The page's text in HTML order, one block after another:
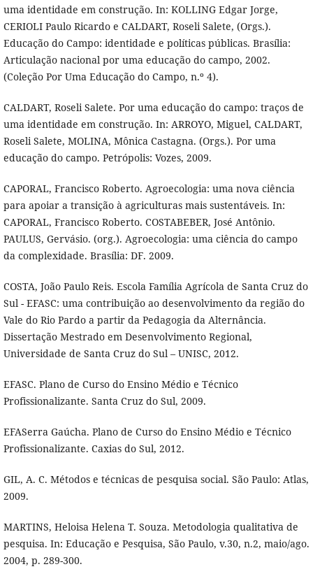
uma identidade em construção. In: KOLLING Edgar Jorge,
CERIOLI Paulo Ricardo e CALDART, Roseli Salete, (Orgs.).
Educação do Campo: identidade e políticas públicas. Brasília:
Articulação nacional por uma educação do campo, 2002.
(Coleção Por Uma Educação do Campo, n.º 4).
CALDART, Roseli Salete. Por uma educação do campo: traços de
uma identidade em construção. In: ARROYO, Miguel, CALDART,
Roseli Salete, MOLINA, Mônica Castagna. (Orgs.). Por uma
educação do campo. Petrópolis: Vozes, 2009.
CAPORAL, Francisco Roberto. Agroecologia: uma nova ciência
para apoiar a transição à agriculturas mais sustentáveis. In:
CAPORAL, Francisco Roberto. COSTABEBER, José Antônio.
PAULUS, Gervásio. (org.). Agroecologia: uma ciência do campo
da complexidade. Brasília: DF. 2009.
COSTA, João Paulo Reis. Escola Família Agrícola de Santa Cruz do
Sul - EFASC: uma contribuição ao desenvolvimento da região do
Vale do Rio Pardo a partir da Pedagogia da Alternância.
Dissertação Mestrado em Desenvolvimento Regional,
Universidade de Santa Cruz do Sul – UNISC, 2012.
EFASC. Plano de Curso do Ensino Médio e Técnico
Profissionalizante. Santa Cruz do Sul, 2009.
EFASerra Gaúcha. Plano de Curso do Ensino Médio e Técnico
Profissionalizante. Caxias do Sul, 2012.
GIL, A. C. Métodos e técnicas de pesquisa social. São Paulo: Atlas,
2009.
MARTINS, Heloisa Helena T. Souza. Metodologia qualitativa de
pesquisa. In: Educação e Pesquisa, São Paulo, v.30, n.2, maio/ago.
2004, p. 289-300.